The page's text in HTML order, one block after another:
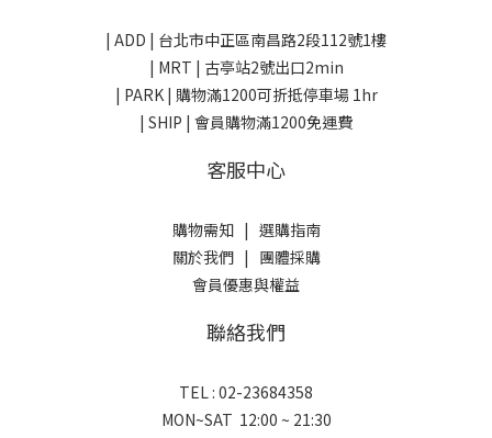
| ADD | 台北市中正區南昌路2段112號1樓
| MRT | 古亭站2號出口2min
| PARK | 購物滿1200可折抵停車場 1hr
| SHIP | 會員購物滿1200免運費
客服中心
購物需知| 選購指南
關於我們| 團體採購
會員優惠與權益
聯絡我們
TEL : 02-23684358
MON~SAT 12:00 ~ 21:30